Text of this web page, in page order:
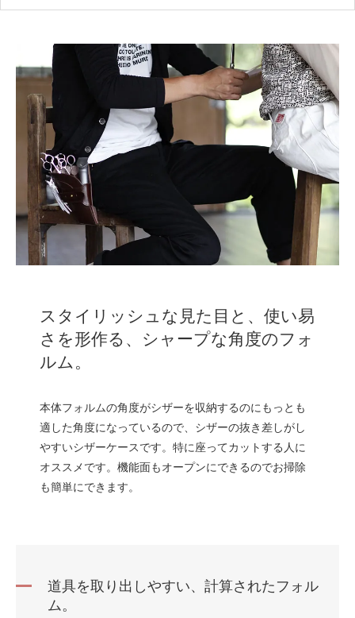
スタイリッシュな見た目と、使い易
さを形作る、シャープな角度のフォ
ルム。
本体フォルムの角度がシザーを収納するのにもっとも
適した角度になっているので、シザーの抜き差しがし
やすいシザーケースです。特に座ってカットする人に
オススメです。機能面もオープンにできるのでお掃除
も簡単にできます。
道具を取り出しやすい、計算されたフォル
ム。